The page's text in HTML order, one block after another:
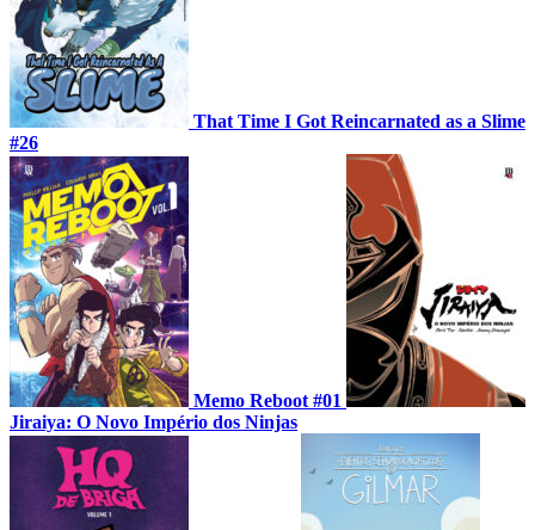
That Time I Got Reincarnated as a Slime
#26
Memo Reboot #01
Jiraiya: O Novo Império dos Ninjas